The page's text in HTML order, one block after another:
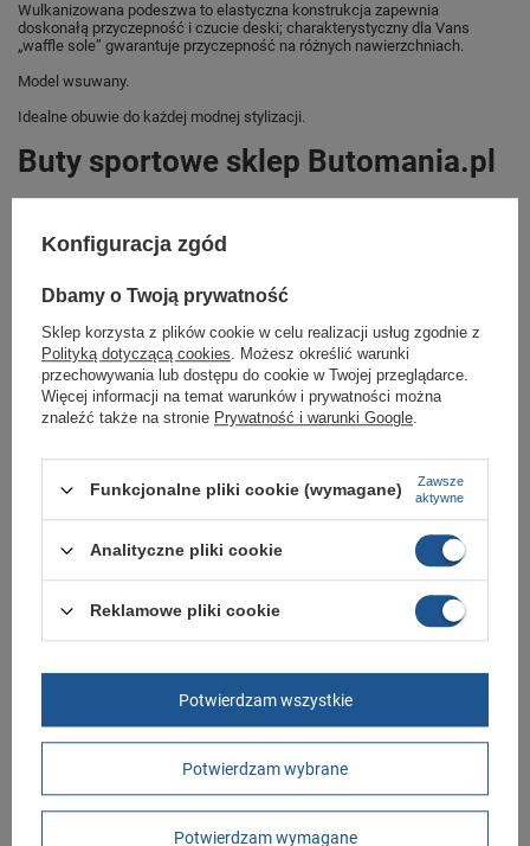
Wulkanizowana podeszwa to elastyczna konstrukcja zapewnia
doskonałą przyczepność i czucie deski; charakterystyczny dla Vans
„waffle sole” gwarantuje przyczepność na różnych nawierzchniach.
Model wsuwany.
Idealne obuwie do każdej modnej stylizacji.
Buty sportowe sklep Butomania.pl
Zobacz jakie rozmiary są dostępne.
Twojej rodziny.
Kupując w naszym sklepie internetowym masz gwarancję, że towar jest
oryginalny i pochodzi z oficjalnej sieci dystrybucyjnej.
W ciągu 30 dni możesz dokonać zwrotu bądź wymiany towaru bez
podania przyczyny.
Marka Vans
Symbol VN000EYEBWW1
Gwarancja
Kolor czarny
Długość towaru w
centymetrach
Więcej
30
Szerokość towaru w
Więcej
20
Wysokość towaru w
centymetrach
Więcej
12
Konfiguracja zgód
Dbamy o Twoją prywatność
Sklep korzysta z plików cookie w celu realizacji usług zgodnie z
Polityką dotyczącą cookies. Możesz określić warunki
przechowywania lub dostępu do cookie w Twojej przeglądarce.
Więcej informacji na temat warunków i prywatności można
znaleźć także na stronie Prywatność i warunki Google.
Funkcjonalne pliki cookie (wymagane)
Zawsze
aktywne
Analityczne pliki cookie
Reklamowe pliki cookie
Potwierdzam wybrane
Potwierdzam wymagane
Potwierdzam wszystkie